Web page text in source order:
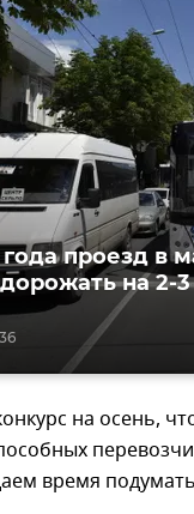
проезд в
на 2-3
на осень,
время